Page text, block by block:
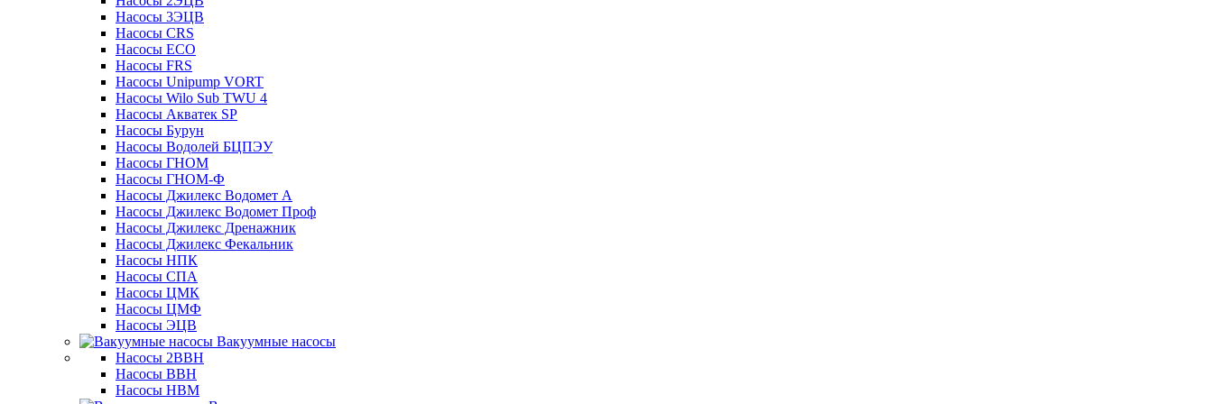
Насосы 3ЭЦВ
Насосы CRS
Насосы ECO
Насосы FRS
Насосы Unipump VORT
Насосы Wilo Sub TWU 4
Насосы Акватек SP
Насосы Бурун
Насосы Водолей БЦПЭУ
Насосы ГНОМ
Насосы ГНОМ-Ф
Насосы Джилекс Водомет А
Насосы Джилекс Водомет Проф
Насосы Джилекс Дренажник
Насосы Джилекс Фекальник
Насосы НПК
Насосы СПА
Насосы ЦМК
Насосы ЦМФ
Насосы ЭЦВ
Вакуумные насосы
Насосы 2ВВН
Насосы ВВН
Насосы НВМ